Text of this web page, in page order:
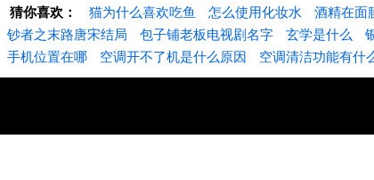
猜你喜欢： 猫为什么喜欢吃鱼 怎么使用化妆水 酒精在面
钞者之末路唐宋结局
包子铺老板电视剧名字 玄学是什么
手机位置在哪
空调开不了机是什么原因 空调清洁功能有什